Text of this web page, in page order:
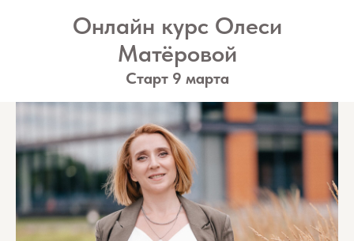
Онлайн курс Олеси
Матёровой
Старт 9 марта